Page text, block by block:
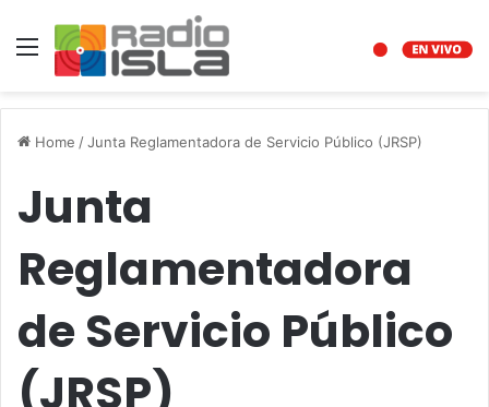
Menu
Home /Junta Reglamentadora de Servicio Público (JRSP)
Junta
Reglamentadora
de Servicio Público
(JRSP)